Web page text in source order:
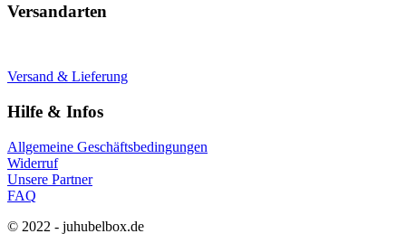
Versandarten
Versand & Lieferung
Hilfe & Infos
Allgemeine Geschäftsbedingungen
Widerruf
Unsere Partner
FAQ
© 2022 - juhubelbox.de